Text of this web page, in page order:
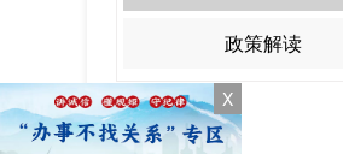
X
政策解读